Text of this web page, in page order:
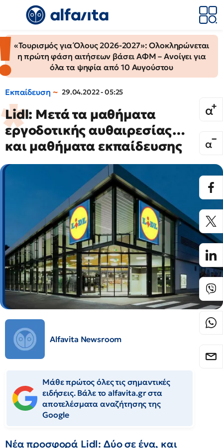
«Τουρισμός για Όλους 2026-2027»: Ολοκληρώνεται
η πρώτη φάση αιτήσεων βάσει ΑΦΜ – Ανοίγει για
όλα τα ψηφία από 10 Αυγούστου
Εκπαίδευση 29.04.2022 - 05:25
Lidl: Μετά τα μαθήματα
εργοδοτικής αυθαιρεσίας…
και μαθήματα εκπαίδευσης
Alfavita Newsroom
Μάθε πρώτος όλες τις σημαντικές
ειδήσεις. Βάλε το alfavita.gr στα
αποτελέσματα αναζήτησης της
Google
Νέα προσφορά Lidl: Δύο σε ένα, και